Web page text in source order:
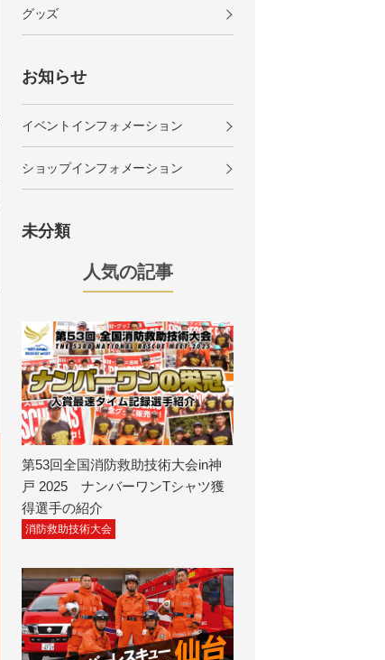
グッズ
お知らせ
イベントインフォメーション
ショップインフォメーション
未分類
人気の記事
第53回全国消防救助技術大会in神
戸 2025 ナンバーワンTシャツ獲
得選手の紹介
消防救助技術大会